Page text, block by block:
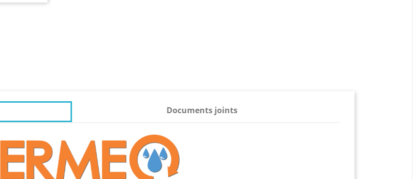
Documents joints